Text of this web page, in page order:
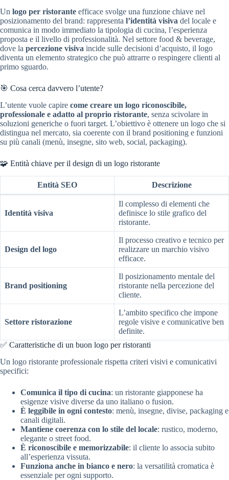
Un logo per ristorante efficace svolge una funzione chiave nel
posizionamento del brand: rappresenta l’identità visiva del locale e
comunica in modo immediato la tipologia di cucina, l’esperienza
proposta e il livello di professionalità. Nel settore food & beverage,
dove la percezione visiva incide sulle decisioni d’acquisto, il logo
diventa un elemento strategico che può attrarre o respingere clienti al
primo sguardo.
🎯 Cosa cerca davvero l’utente?
L’utente vuole capire come creare un logo riconoscibile,
professionale e adatto al proprio ristorante, senza scivolare in
soluzioni generiche o fuori target. L’obiettivo è ottenere un logo che si
distingua nel mercato, sia coerente con il brand positioning e funzioni
su più canali (menù, insegne, sito web, social, packaging).
🧩 Entità chiave per il design di un logo ristorante
Entità SEO Descrizione
Identità visiva
Il complesso di elementi che
definisce lo stile grafico del
ristorante.
Design del logo
Il processo creativo e tecnico per
realizzare un marchio visivo
efficace.
Brand positioning
Il posizionamento mentale del
ristorante nella percezione del
cliente.
Settore ristorazione
L’ambito specifico che impone
regole visive e comunicative ben
definite.
✅ Caratteristiche di un buon logo per ristoranti
Un logo ristorante professionale rispetta criteri visivi e comunicativi
specifici:
Comunica il tipo di cucina: un ristorante giapponese ha
esigenze visive diverse da uno italiano o fusion.
È leggibile in ogni contesto: menù, insegne, divise, packaging e
canali digitali.
Mantiene coerenza con lo stile del locale: rustico, moderno,
elegante o street food.
È riconoscibile e memorizzabile: il cliente lo associa subito
all’esperienza vissuta.
Funziona anche in bianco e nero: la versatilità cromatica è
essenziale per ogni supporto.